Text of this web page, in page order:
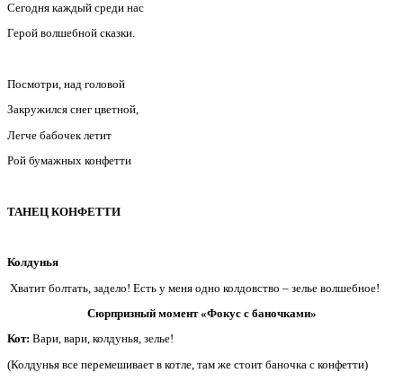
Сегодня каждый среди нас
Герой волшебной сказки.
Посмотри, над головой
Закружился снег цветной,
Легче бабочек летит
Рой бумажных конфетти
ТАНЕЦ КОНФЕТТИ
Колдунья
Хватит болтать, задело! Есть у меня одно колдовство – зелье волшебное!
Сюрпризный момент «Фокус с баночками»
Кот: Вари, вари, колдунья, зелье!
(Колдунья все перемешивает в котле, там же стоит баночка с конфетти)